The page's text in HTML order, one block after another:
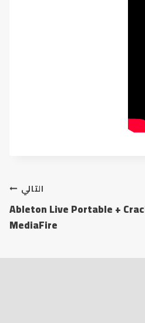
التالي
Ableton Live Portable +
MediaFire